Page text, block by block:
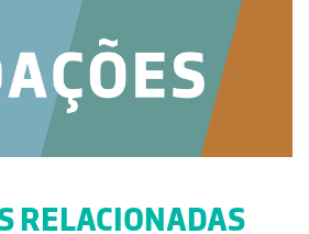
RELACIONADAS